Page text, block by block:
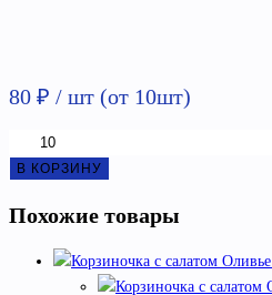
80 ₽ / шт (от 10шт)
Количество
товара
с
столичный
В КОРЗИНУ
Похожие товары